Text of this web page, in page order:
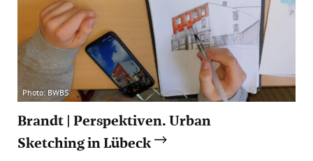
Photo: BWBS
Brandt | Perspektiven. Urban
Sketching in Lübeck